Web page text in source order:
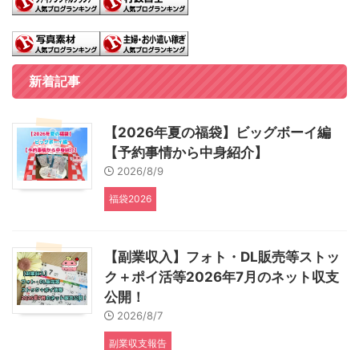
新着記事
【2026年夏の福袋】ビッグボーイ編
【予約事情から中身紹介】
2026/8/9
福袋2026
【副業収入】フォト・DL販売等ストッ
ク＋ポイ活等2026年7月のネット収支
公開！
2026/8/7
副業収支報告